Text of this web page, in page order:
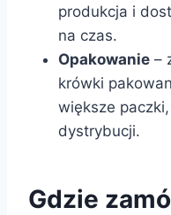
produkcja i
na czas.
Opakowanie –
krówki
większe
dystrybucji.
Gdzie